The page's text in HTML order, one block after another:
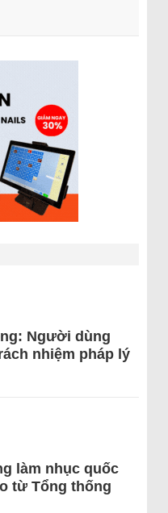
Người dùng
nhiệm pháp lý
làm nhục quốc
từ Tổng thống